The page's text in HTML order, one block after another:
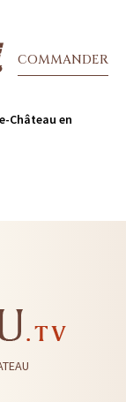
COMMANDER
Château en